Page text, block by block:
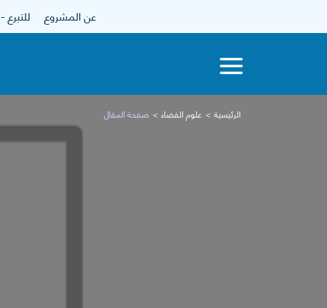
عن المشروع للتبرع - donate
الرئيسية علوم الفضاء صفحة المقال